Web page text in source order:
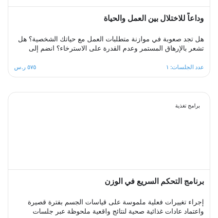
وداعاً للاختلال بين العمل والحياة
هل تجد صعوبة في موازنة متطلبات العمل مع حياتك الشخصية؟ هل
تشعر بالإرهاق المستمر وعدم القدرة على الاسترخاء؟ انضم إلى
من خلال مشاركة تجاربك مع الآخرين، تبادل الحلول، وتطبيق
استراتيجيات فعالة لتحقيق الانسجام بين العمل والحياة في بيئة
عدد الجلسات: ١ ٥٧٥ ر.س
برامج تغذية
برنامج التحكم السريع في الوزن
إجراء تغييرات فعلية ملموسة على قياسات الجسم بفترة قصيرة
واعتماد عادات غذائية صحية لنتائج واقعية ملحوظة عبر جلسات